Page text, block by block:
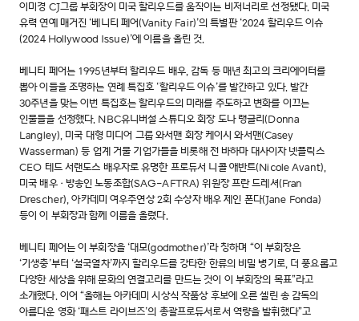
이미경 CJ그룹 부회장이 미국 할리우드를 움직이는 비저너리로 선정됐다. 미국
유력 연예 매거진 ‘베니티 페어(Vanity Fair)’의 특별판 ‘2024 할리우드 이슈
(2024 Hollywood Issue)’에 이름을 올린 것.
베니티 페어는 1995년부터 할리우드 배우, 감독 등 매년 최고의 크리에이터를
뽑아 이들을 조명하는 연례 특집호 ‘할리우드 이슈’를 발간하고 있다. 발간
30주년을 맞는 이번 특집호는 할리우드의 미래를 주도하고 변화를 이끄는
인물들을 선정했다. NBC유니버설 스튜디오 회장 도나 랭글리(Donna
Langley), 미국 대형 미디어 그룹 와서맨 회장 케이시 와서맨(Casey
Wasserman) 등 업계 거물 기업가들을 비롯해 전 바하마 대사이자 넷플릭스
CEO 테드 서랜도스 배우자로 유명한 프로듀서 니콜 애반트(Nicole Avant),
미국 배우·방송인 노동조합(SAG-AFTRA) 위원장 프란 드레셔(Fran
Drescher), 아카데미 여우주연상 2회 수상자 배우 제인 폰다(Jane Fonda)
등이 이 부회장과 함께 이름을 올렸다.
베니티 페어는 이 부회장을 ‘대모(godmother)’라 칭하며 “이 부회장은
‘기생충’부터 ‘설국열차’까지 할리우드를 강타한 한류의 비밀 병기로, 더 풍요롭고
다양한 세상을 위해 문화의 연결고리를 만드는 것이 이 부회장의 목표”라고
소개했다. 이어 “올해는 아카데미 시상식 작품상 후보에 오른 셀린 송 감독의
아름다운 영화 ‘패스트 라이브즈’의 총괄프로듀서로서 역량을 발휘했다”고